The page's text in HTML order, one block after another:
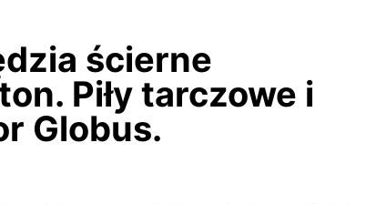
ścierne
Piły tarczowe i
Globus.